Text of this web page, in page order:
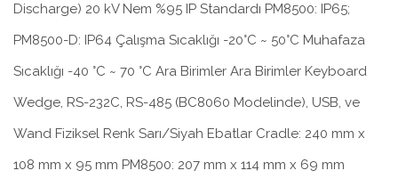
Discharge) 20 kV Nem %95 IP Standardı PM8500: IP65;
PM8500-D: IP64 Çalışma Sıcaklığı -20°C ~ 50°C Muhafaza
Sıcaklığı -40 °C ~ 70 °C Ara Birimler Ara Birimler Keyboard
Wedge, RS-232C, RS-485 (BC8060 Modelinde), USB, ve
Wand Fiziksel Renk Sarı/Siyah Ebatlar Cradle: 240 mm x
108 mm x 95 mm PM8500: 207 mm x 114 mm x 69 mm